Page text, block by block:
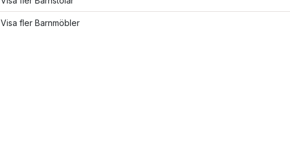
Visa fler Barnmöbler